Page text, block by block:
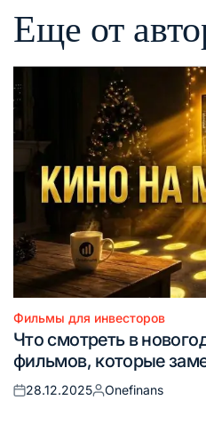
Еще от
Опубликовано
в
Фильмы для инвесторов
Что смотреть в
фильмов, которые
Опубликовано
28.12.2025
Запись
Onefinans